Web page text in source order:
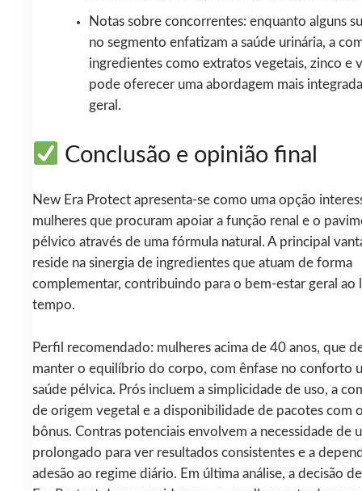
Notas sobre concorrentes: enquanto alguns
no segmento enfatizam a saúde urinária, a
ingredientes como extratos vegetais, zinco e
pode oferecer uma abordagem mais
geral.
Conclusão e opinião final
New Era Protect apresenta-se como uma opção
mulheres que procuram apoiar a função renal e o
pélvico através de uma fórmula natural. A principal
reside na sinergia de ingredientes que atuam de forma
complementar, contribuindo para o bem-estar geral ao
tempo.
Perfil recomendado: mulheres acima de 40 anos, que
manter o equilíbrio do corpo, com ênfase no conforto
saúde pélvica. Prós incluem a simplicidade de uso, a
de origem vegetal e a disponibilidade de pacotes com
bônus. Contras potenciais envolvem a necessidade de
prolongado para ver resultados consistentes e a
adesão ao regime diário. Em última análise, a decisão